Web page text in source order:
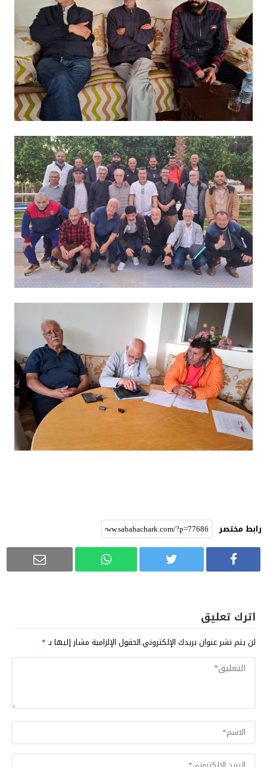
رابط مختصر
اترك تعليق
لن يتم نشر عنوان بريدك الإلكتروني.الحقول الإلزامية مشار إليها بـ*